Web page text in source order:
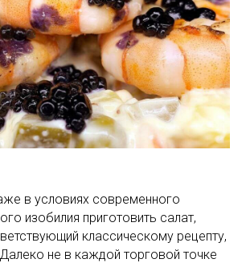
в условиях современного
изобилия приготовить салат,
классическому рецепту,
не в каждой торговой точке